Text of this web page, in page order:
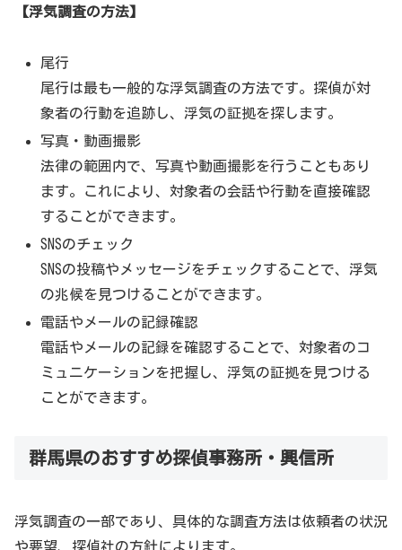
【浮気調査の方法】
尾行
尾行は最も一般的な浮気調査の方法です。探偵が対
象者の行動を追跡し、浮気の証拠を探します。
写真・動画撮影
法律の範囲内で、写真や動画撮影を行うこともあり
ます。これにより、対象者の会話や行動を直接確認
することができます。
SNSのチェック
SNSの投稿やメッセージをチェックすることで、浮気
の兆候を見つけることができます。
電話やメールの記録確認
電話やメールの記録を確認することで、対象者のコ
ミュニケーションを把握し、浮気の証拠を見つける
ことができます。
群馬県のおすすめ探偵事務所・興信所
浮気調査の一部であり、具体的な調査方法は依頼者の状況
や要望、探偵社の方針によります。